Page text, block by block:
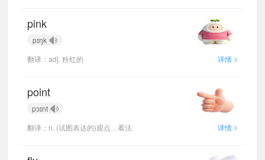
pink
pɪŋk
翻译：adj. 粉红的
详情 >
point
pɔɪnt
翻译：n. (试图表达的)观点，看法
详情 >